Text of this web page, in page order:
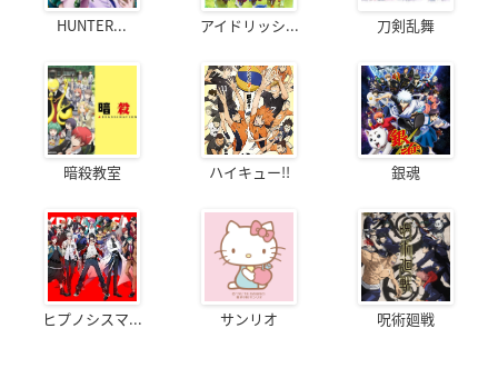
HUNTER... アイドリッシ... 刀剣乱舞
暗殺教室 ハイキュー!! 銀魂
ヒプノシスマ... サンリオ 呪術廻戦